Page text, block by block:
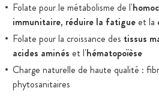
Folate pour le métabolisme de l'
immunitaire, réduire la fatigue et la
Folate pour la croissance des tissus
acides aminés et l'hématopoïèse
Charge naturelle de haute qualité :
phytosanitaires